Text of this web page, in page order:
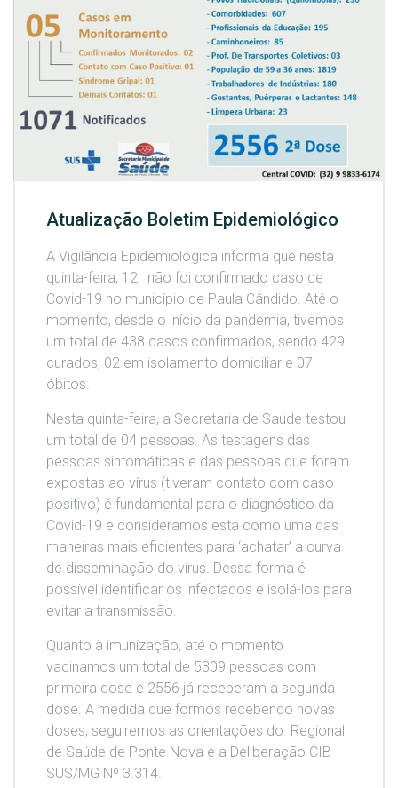
Atualização Boletim Epidemiológico
A Vigilância Epidemiológica informa que nesta
quinta-feira, 12, não foi confirmado caso de
Covid-19 no município de Paula Cândido. Até o
momento, desde o início da pandemia, tivemos
um total de 438 casos confirmados, sendo 429
curados, 02 em isolamento domiciliar e 07
óbitos.
Nesta quinta-feira, a Secretaria de Saúde testou
um total de 04 pessoas. As testagens das
pessoas sintomáticas e das pessoas que foram
expostas ao vírus (tiveram contato com caso
positivo) é fundamental para o diagnóstico da
Covid-19 e consideramos esta como uma das
maneiras mais eficientes para ‘achatar’ a curva
de disseminação do vírus. Dessa forma é
possível identificar os infectados e isolá-los para
evitar a transmissão.
Quanto à imunização, até o momento
vacinamos um total de 5309 pessoas com
primeira dose e 2556 já receberam a segunda
dose. A medida que formos recebendo novas
doses, seguiremos as orientações do Regional
de Saúde de Ponte Nova e a Deliberação CIB-
SUS/MG Nº 3.314.